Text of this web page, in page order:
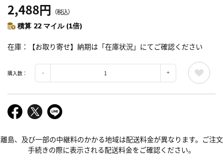
2,488円 （税込）
積算 22 マイル (1倍)
在庫 【お取り寄せ】納期は「在庫状況」にてご確認ください
購入数：
離島、及び一部の中継料のかかる地域は配送料金が異なります。ご注文
手続きの際に表示される配送料金をご確認ください。